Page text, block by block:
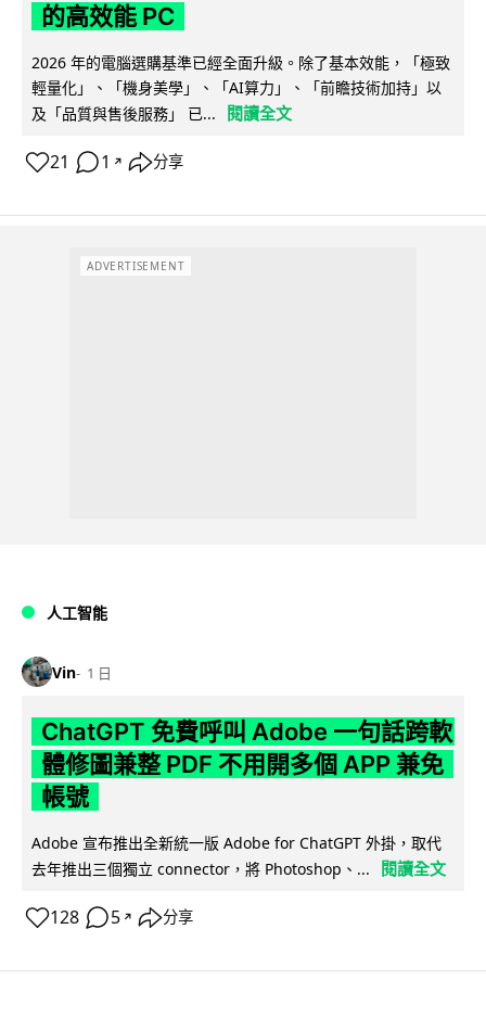
的高效能 PC
2026 年的電腦選購基準已經全面升級。除了基本效能，「極致
輕量化」、「機身美學」、「AI算力」、「前瞻技術加持」以
及「品質與售後服務」 已...
閱讀全文
21 1 ↗ 分享
ADVERTISEMENT
人工智能
Vin 1 日
ChatGPT 免費呼叫 Adobe 一句話跨軟
體修圖兼整 PDF 不用開多個 APP 兼免
帳號
Adobe 宣布推出全新統一版 Adobe for ChatGPT 外掛，取代
去年推出三個獨立 connector，將 Photoshop、...
閱讀全文
128 5 ↗ 分享